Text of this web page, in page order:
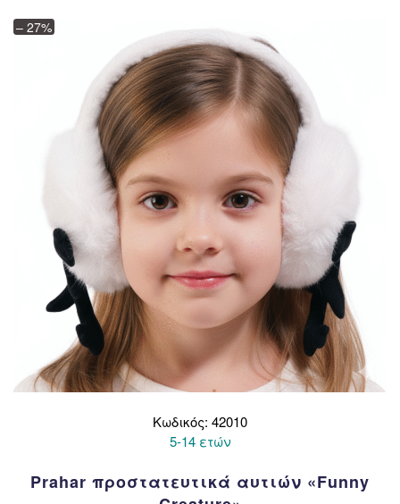
παραλλαγές.
Οι
επιλογές
μπορούν
να
επιλεγούν
σελίδα
του
προϊόντος
– 27%
Κωδικός: 42010
5-14 ετών
Prahar προστατευτικά αυτιών «Funny